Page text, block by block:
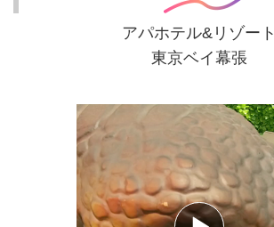
アパホテル&リゾート
東京ベイ幕張